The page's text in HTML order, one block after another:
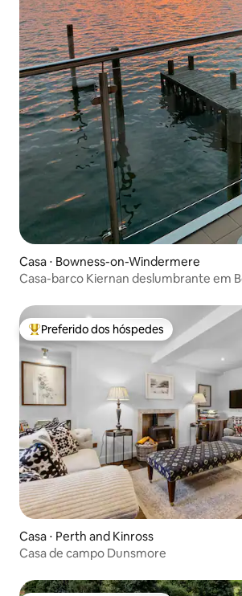
Casa ⋅ Bowness-on-Windermere
Casa-barco Kiernan deslumbrante em
Entre os melhores preferidos dos
Preferido dos hóspedes
Casa ⋅ Perth and Kinross
Casa de campo Dunsmore